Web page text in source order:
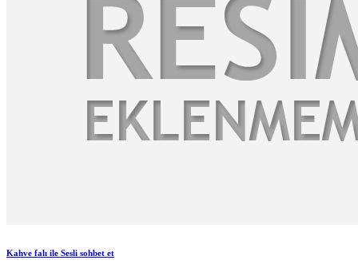
Kahve falı ile Sesli sohbet et